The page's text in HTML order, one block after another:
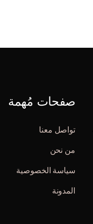
صفحات مُهمة
تواصل معنا
من نحن
سياسة الخصوصية
المدونة